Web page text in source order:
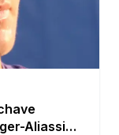
Aliassime